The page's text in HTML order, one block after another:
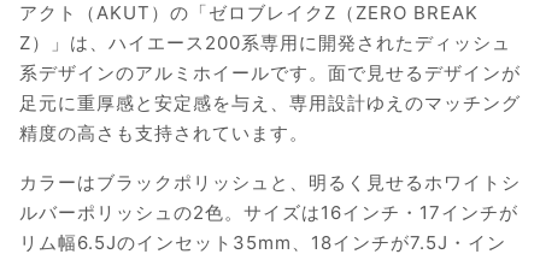
アクト（AKUT）の「ゼロブレイクZ（ZERO BREAK
Z）」は、ハイエース200系専用に開発されたディッシュ
系デザインのアルミホイールです。面で見せるデザインが
足元に重厚感と安定感を与え、専用設計ゆえのマッチング
精度の高さも支持されています。
カラーはブラックポリッシュと、明るく見せるホワイトシ
ルバーポリッシュの2色。サイズは16インチ・17インチが
リム幅6.5Jのインセット35mm、18インチが7.5J・イン